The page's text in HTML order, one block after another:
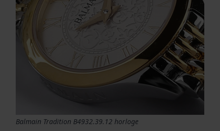
Balmain Tradition B4932.39.12 horloge